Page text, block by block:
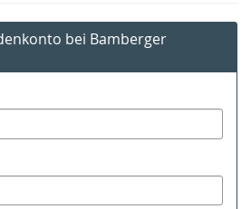
bei Bamberger